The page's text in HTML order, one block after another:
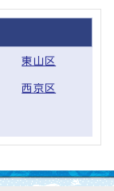
東山区
西京区